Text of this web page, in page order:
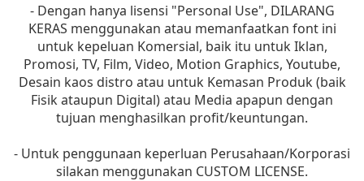
- Dengan hanya lisensi "Personal Use", DILARANG
KERAS menggunakan atau memanfaatkan font ini
untuk kepeluan Komersial, baik itu untuk Iklan,
Promosi, TV, Film, Video, Motion Graphics, Youtube,
Desain kaos distro atau untuk Kemasan Produk (baik
Fisik ataupun Digital) atau Media apapun dengan
tujuan menghasilkan profit/keuntungan.
- Untuk penggunaan keperluan Perusahaan/Korporasi
silakan menggunakan CUSTOM LICENSE.